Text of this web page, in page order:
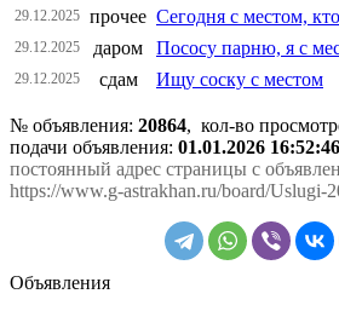
29.12.2025 прочее Сегодня с местом,
29.12.2025 даром Пососу парню, я с
29.12.2025 сдам Ищу соску с местом
№ объявления: 20864, кол-во
подачи объявления: 01.01.2026 16:52:46
постоянный адрес страницы с
https://www.g-astrakhan.ru/board/Uslugi-
Объявления